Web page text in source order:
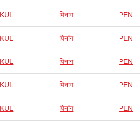
KUL पिनांग PEN
KUL पिनांग PEN
KUL पिनांग PEN
KUL पिनांग PEN
KUL पिनांग PEN